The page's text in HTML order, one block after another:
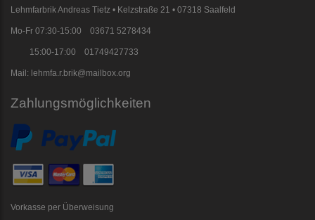
Lehmfarbrik Andreas Tietz • Kelzstraße 21 • 07318 Saalfeld
Mo-Fr 07:30-15:00 03671 5278434
15:00-17:00 01749427733
Mail: lehmfa.r.brik@mailbox.org
Zahlungsmöglichkeiten
Vorkasse per Überweisung